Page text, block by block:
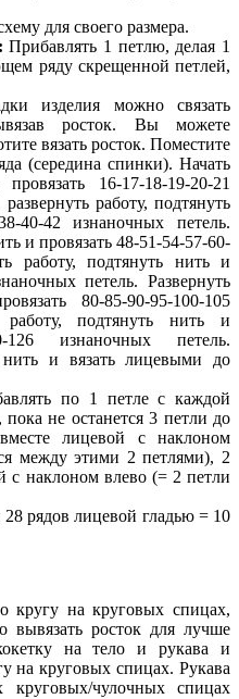
для своего размера.
Прибавлять 1 петлю, делая 1
ряду скрещенной петлей,
изделия можно связать
росток. Вы можете
вязать росток. Поместите
(середина спинки). Начать
16-17-18-19-20-21
работу, подтянуть
40-42 изнаночных петель.
и провязать 48-51-54-57-60-
работу, подтянуть нить и
петель. Развернуть
80-85-90-95-100-105
работу, подтянуть нить и
126 изнаночных петель.
нить и вязать лицевыми до
по 1 петле с каждой
пока не останется 3 петли до
лицевой с наклоном
между этими 2 петлями), 2
с наклоном влево (= 2 петли
28 рядов лицевой гладью = 10
кругу на круговых спицах,
росток для лучше
на тело и рукава и
на круговых спицах. Рукава
чулочных спицах